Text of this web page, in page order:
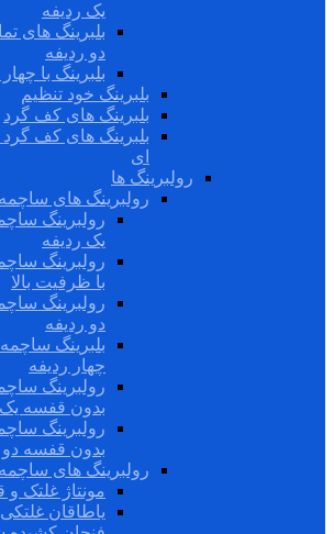
یک ردیفه
بلبرینگ های
دو ردیفه
بلبرینگ با
بلبرینگ خود تنظیم
بلبرینگ های کف گرد
بلبرینگ های کف
ای
رولبرینگ ها
رولبرینگ های
رولبرینگ
یک ردیفه
رولبرینگ
با ظرفیت بالا
رولبرینگ
دو ردیفه
بلبرینگ
چهار ردیفه
رولبرینگ
بدون قفسه یک
رولبرینگ
بدون قفسه دو
رولبرینگ های
مونتاژ غلتک
یاطاقان